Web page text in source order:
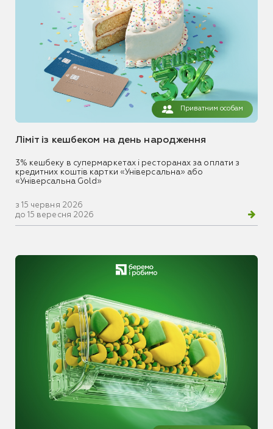
Приватним особам
Ліміт із кешбеком на день народження
3% кешбеку в супермаркетах і ресторанах за оплати з
кредитних коштів картки «Універсальна» або
«Універсальна Gold»
з 15 червня 2026
до 15 вересня 2026